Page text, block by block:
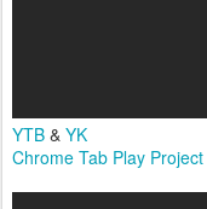
YTB & YK
Chrome Tab Play Project